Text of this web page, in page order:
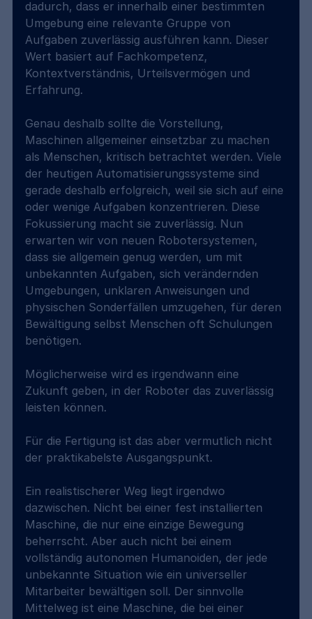
dadurch, dass er innerhalb einer bestimmten
Umgebung eine relevante Gruppe von
Aufgaben zuverlässig ausführen kann. Dieser
Wert basiert auf Fachkompetenz,
Kontextverständnis, Urteilsvermögen und
Erfahrung.
Genau deshalb sollte die Vorstellung,
Maschinen allgemeiner einsetzbar zu machen
als Menschen, kritisch betrachtet werden. Viele
der heutigen Automatisierungssysteme sind
gerade deshalb erfolgreich, weil sie sich auf eine
oder wenige Aufgaben konzentrieren. Diese
Fokussierung macht sie zuverlässig. Nun
erwarten wir von neuen Robotersystemen,
dass sie allgemein genug werden, um mit
unbekannten Aufgaben, sich verändernden
Umgebungen, unklaren Anweisungen und
physischen Sonderfällen umzugehen, für deren
Bewältigung selbst Menschen oft Schulungen
benötigen.
Möglicherweise wird es irgendwann eine
Zukunft geben, in der Roboter das zuverlässig
leisten können.
Für die Fertigung ist das aber vermutlich nicht
der praktikabelste Ausgangspunkt.
Ein realistischerer Weg liegt irgendwo
dazwischen. Nicht bei einer fest installierten
Maschine, die nur eine einzige Bewegung
beherrscht. Aber auch nicht bei einem
vollständig autonomen Humanoiden, der jede
unbekannte Situation wie ein universeller
Mitarbeiter bewältigen soll. Der sinnvolle
Mittelweg ist eine Maschine, die bei einer